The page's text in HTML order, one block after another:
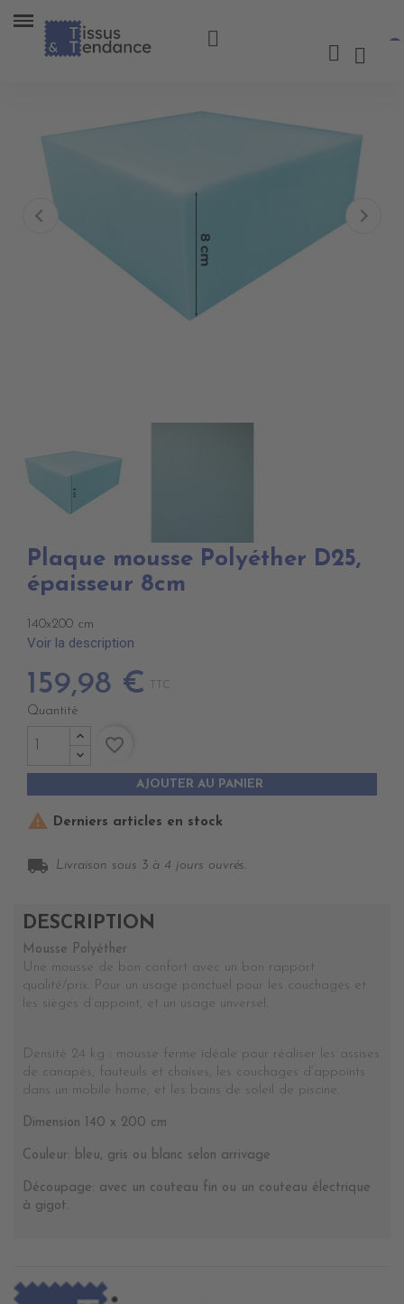
Plaque mousse Polyéther D25,
épaisseur 8cm
140x200 cm
Voir la description
159,98 € TTC
Quantité
AJOUTER AU PANIER
favorite_border
 Derniers articles en stock
local_shipping Livraison sous 3 à 4 jours ouvrés.
DESCRIPTION
Mousse Polyéther
Une mousse de bon confort avec un bon rapport
qualité/prix.
Pour un usage ponctuel pour les couchages et
les sièges d’appoint, et un usage unversel.
Densité 24 kg : mousse ferme idéale pour réaliser les assises
de canapés, fauteuils et chaises, les couchages d’appoints
dans un mobile home, et les bains de soleil de piscine.
Dimension 140 x 200 cm
Couleur: bleu, gris ou blanc selon arrivage
Découpage: avec un couteau fin ou un couteau électrique
à gigot.